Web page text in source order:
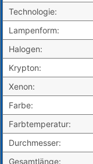
Technologie:
Lampenform:
Halogen:
Krypton:
Xenon:
Farbe:
Farbtemperatur:
Durchmesser:
Gesamtlänge: